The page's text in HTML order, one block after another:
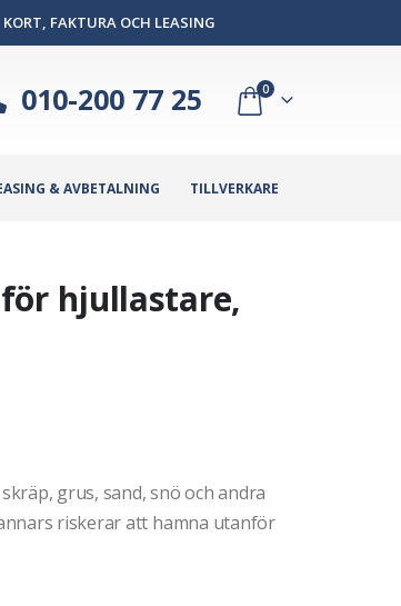
KORT, FAKTURA OCH LEASING
010-200 77 25 0
& AVBETALNING TILLVERKARE
hjullastare,
grus, sand, snö och andra
riskerar att hamna utanför